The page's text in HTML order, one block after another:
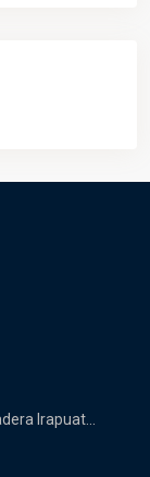
Irapuat...